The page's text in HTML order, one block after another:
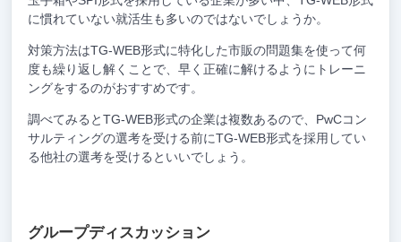
に慣れていない就活生も多いのではないでしょうか。
対策方法はTG-WEB形式に特化した市販の問題集を使って何
度も繰り返し解くことで、早く正確に解けるようにトレーニ
ングをするのがおすすめです。
調べてみるとTG-WEB形式の企業は複数あるので、PwCコン
サルティングの選考を受ける前にTG-WEB形式を採用してい
る他社の選考を受けるといいでしょう。
グループディスカッション